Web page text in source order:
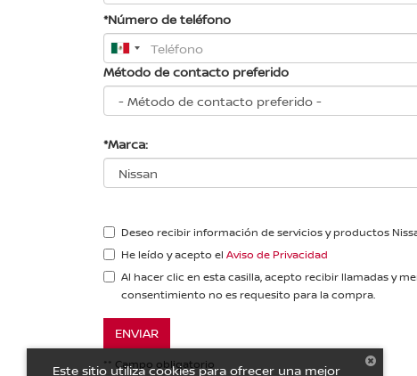
*Número de teléfono
Método de contacto preferido
*Marca:
Deseo recibir información de servicios y productos
He leído y acepto el Aviso de Privacidad
Al hacer clic en esta casilla, acepto recibir llamadas y
consentimiento no es requesito para la compra.
ENVIAR
** Campo obligatorio
Este sitio utiliza cookies para ofrecer una mejor